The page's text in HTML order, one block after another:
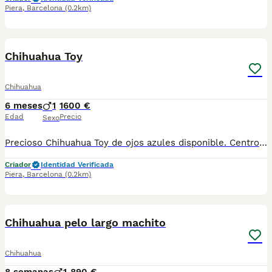
Piera, Barcelona (0.2km)
Chihuahua Toy
Chihuahua
6 meses
Edad
1
Sexo
1600 €
Precio
Precioso Chihuahua Toy de ojos azules disponible. Centro Canino Vallbonica es mucho más que un centro de cría , es una familia comprometida con el bienestar animal y la cria responsable, por ello todos nuestros bebés nacen y se crían en nuestras instalaciones , asegurando así un correcto desarrollo y una magnífica socialización, consiguiendo en cada ejemplar un carácter juguetón y extrovertido algo primordial para su adaptación como un miembro más en tu familia . Se entregan con el carnet de vacunas con el plan correspondiente a su edad , desparasitados y microchip implantado y activado en registro de Anicom. Facilitamos junto al cachorro contrato de compra con garantías víricas de 15 días y congénitas de 1 año . Contamos con un gran equipo de profesionales entre los que se encuentran educadores, auxiliares y Veterinarios ofreciendo los controles sanitarios necesarios así como continua vigilancia asegurando su bienestar . Hacemos envíos a toda España con empresa de transporte privado, proporcionando un viaje confortable y ofreciendo las atenciones necesarias a nuestros bebés . Si estás interesado en alguno de nuestros ejemplares solicita información sin compromiso al 722269698 . También atendemos vía WhatsApp . PRECIO REAL ( incluye el IVA) . Núcleo zoológico B2501315
Criador
Identidad Verificada
Piera, Barcelona (0.2km)
Chihuahua pelo largo machito
Chihuahua